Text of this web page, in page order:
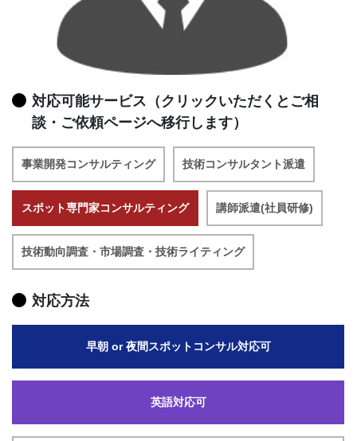
対応可能サービス（クリックいただくとご相
談・ご依頼ページへ移行します）
事業開発コンサルティング 技術コンサルタント派遣
スポット専門家コンサルティング 講師派遣(社員研修)
技術動向調査・市場調査・技術ライティング
対応方法
早朝 or 夜間スポットコンサル対応可
英語対応可